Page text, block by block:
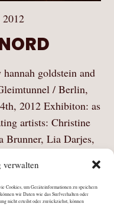
Cookies, um Geräteinformationen zu speichern
wir Daten wie das Surfverhalten oder
nicht erteilst oder zurückziehst, können
goldstein and
/ Berlin,
2012 Exhibiton: as
artists: Christine
Brunner, Lia Darjes,